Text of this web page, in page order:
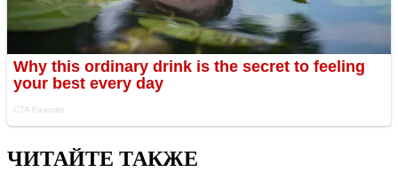
ЧИТАЙТЕ ТАКЖЕ